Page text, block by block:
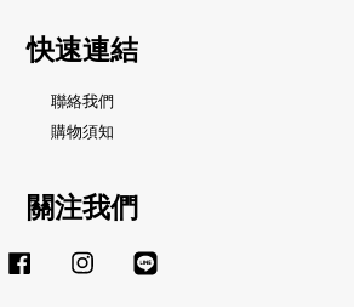
快速連結
聯絡我們
購物須知
關注我們
Facebook Instagram